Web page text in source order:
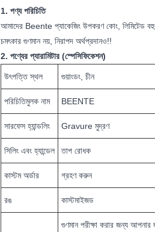
1. পণ্য পরিচিতি
আমাদের Beente প্যাকেজিং উপকরণ কোং, লিমিটেড বহু
চমৎকার গুণমান নয়, নিরাপদ অর্থপ্রদানও!!
2. পণ্যের প্যারামিটার (স্পেসিফিকেশন)
উৎপত্তি স্থল গুয়াংডং, চীন
পরিচিতিমুলক নাম BEENTE
সারফেস হ্যান্ডলিং Gravure মুদ্রণ
সিলিং এবং হ্যান্ডেল তাপ রোধক
কাস্টম অর্ডার গ্রহণ করুন
রঙ কাস্টমাইজড
গুণমান পরীক্ষা করার জন্য আপনার